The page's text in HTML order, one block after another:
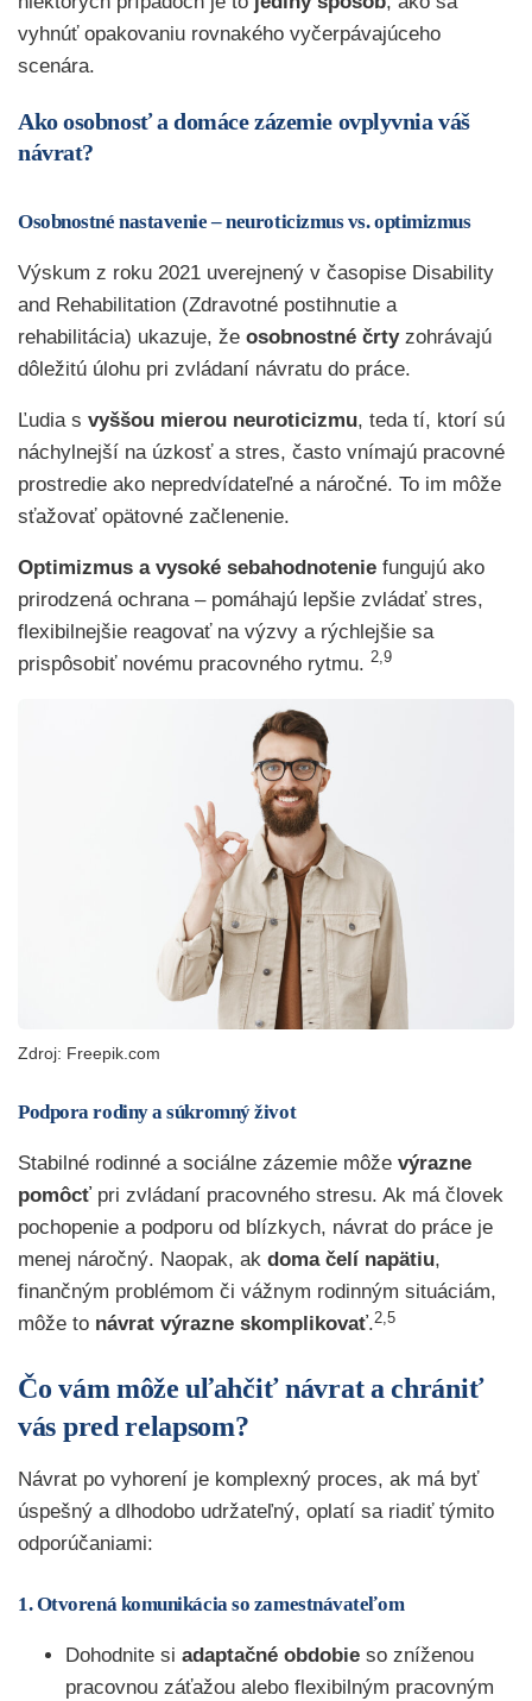
vyhnúť opakovaniu rovnakého vyčerpávajúceho
scenára.
Ako osobnosť a domáce zázemie ovplyvnia váš
návrat?
Osobnostné nastavenie – neuroticizmus vs. optimizmus
Výskum z roku 2021 uverejnený v časopise Disability
and Rehabilitation (Zdravotné postihnutie a
rehabilitácia) ukazuje, že osobnostné črtyzohrávajú
dôležitú úlohu pri zvládaní návratu do práce.
Ľudia s vyššou mierou neuroticizmu, teda tí, ktorí sú
náchylnejší na úzkosť a stres, často vnímajú pracovné
prostredie ako nepredvídateľné a náročné. To im môže
sťažovať opätovné začlenenie.
Optimizmus a vysoké sebahodnotenie fungujú ako
prirodzená ochrana – pomáhajú lepšie zvládať stres,
flexibilnejšie reagovať na výzvy a rýchlejšie sa
prispôsobiť novému pracovného rytmu. 2,9
Zdroj: Freepik.com
Podpora rodiny a súkromný život
Stabilné rodinné a sociálne zázemie môže výrazne
pomôcť pri zvládaní pracovného stresu. Ak má človek
pochopenie a podporu od blízkych, návrat do práce je
menej náročný. Naopak, ak doma čelí napätiu,
finančným problémom či vážnym rodinným situáciám,
môže to návrat výrazne skomplikovať.2,5
Čo vám môže uľahčiť návrat a chrániť
vás pred relapsom?
Návrat po vyhorení je komplexný proces, ak má byť
úspešný a dlhodobo udržateľný, oplatí sa riadiť týmito
odporúčaniami:
1. Otvorená komunikácia so zamestnávateľom
Dohodnite si adaptačné obdobie so zníženou
pracovnou záťažou alebo flexibilným pracovným